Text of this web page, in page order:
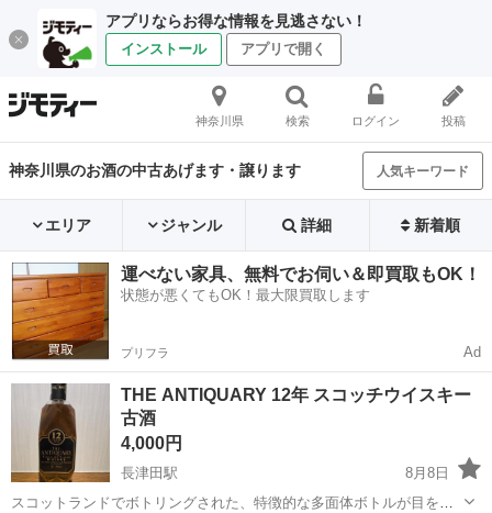
アプリならお得な情報を見逃さない！
インストール アプリで開く
神奈川県 検索 ログイン 投稿
神奈川県のお酒の中古あげます・譲ります 人気キーワード
エリア ジャンル 詳細 新着順
運べない家具、無料でお伺い＆即買取もOK！
状態が悪くてもOK！最大限買取します
プリフラ Ad
THE ANTIQUARY 12年 スコッチウイスキー
古酒
4,000円
長津田駅
8月8日
スコットランドでボトリングされた、特徴的な多面体ボトルが目を引